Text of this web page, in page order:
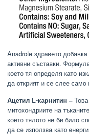
Anadrole здравето
активни съставки.
което тя определя като
да открият и се слее само
Ацетил L-карнитин –Това
митохондриите на
което тялото не би било
да се използва като